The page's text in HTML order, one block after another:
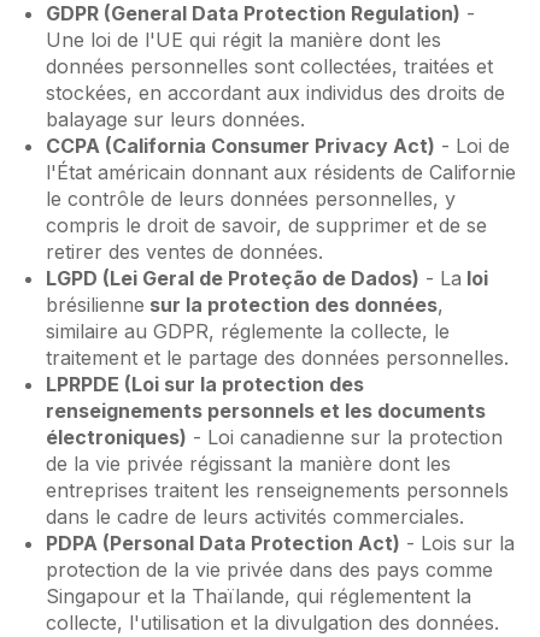
GDPR (General Data Protection Regulation) -
Une loi de l'UE qui régit la manière dont les
données personnelles sont collectées, traitées et
stockées, en accordant aux individus des droits de
balayage sur leurs données.
CCPA (California Consumer Privacy Act) - Loi de
l'État américain donnant aux résidents de Californie
le contrôle de leurs données personnelles, y
compris le droit de savoir, de supprimer et de se
retirer des ventes de données.
LGPD (Lei Geral de Proteção de Dados) - La loi
brésilienne sur la protection des données,
similaire au GDPR, réglemente la collecte, le
traitement et le partage des données personnelles.
LPRPDE (Loi sur la protection des
renseignements personnels et les documents
électroniques) - Loi canadienne sur la protection
de la vie privée régissant la manière dont les
entreprises traitent les renseignements personnels
dans le cadre de leurs activités commerciales.
PDPA (Personal Data Protection Act) - Lois sur la
protection de la vie privée dans des pays comme
Singapour et la Thaïlande, qui réglementent la
collecte, l'utilisation et la divulgation des données.